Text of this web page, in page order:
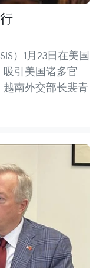
）1月23日在美国
引美国诸多官
南外交部长裴青